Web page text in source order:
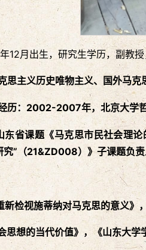
12月出生，研究生学历，副教
思主义历史唯物主义、国外马
历：2002-2007年，北京大学
东省课题《马克思市民社会理
究”（21&ZD008）》子课题负
新检视施蒂纳对马克思的意义》
思想的当代价值》，《山东大学